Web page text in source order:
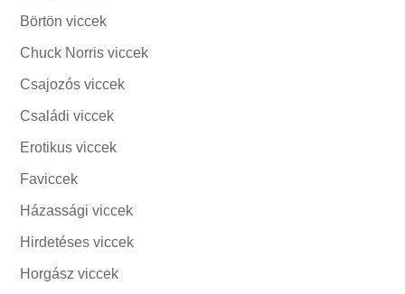
Börtön viccek
Chuck Norris viccek
Csajozós viccek
Családi viccek
Erotikus viccek
Faviccek
Házassági viccek
Hirdetéses viccek
Horgász viccek